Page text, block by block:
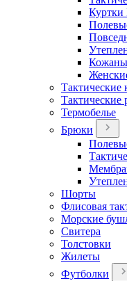
Тактические
Тактические
Термобелье
Брюки
Шорты
Флисовая
Морские
Свитера
Толстовки
Жилеты
Футболки